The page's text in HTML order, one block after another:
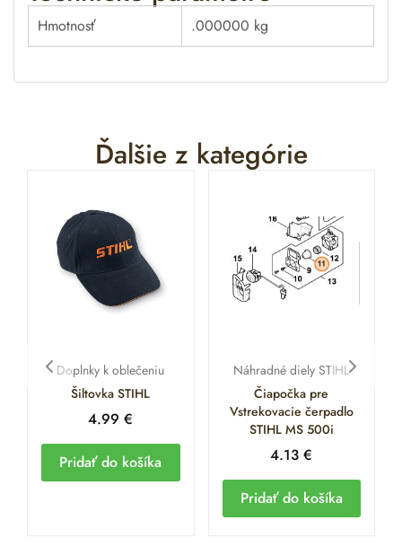
Hmotnosť .000000 kg
Ďalšie z kategórie
Doplnky k oblečeniu
Šiltovka STIHL
4.99€
Pridať do košíka
Náhradné diely STIHL
Čiapočka pre
Vstrekovacie čerpadlo
STIHL MS 500i
4.13€
Pridať do košíka